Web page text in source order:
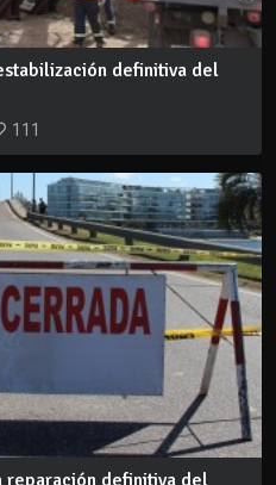
definitiva del
111
reparación definitiva del